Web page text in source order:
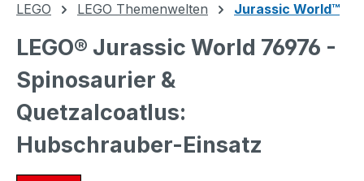
LEGO LEGO Themenwelten Jurassic World™
LEGO® Jurassic World 76976 -
Spinosaurier &
Quetzalcoatlus:
Hubschrauber-Einsatz